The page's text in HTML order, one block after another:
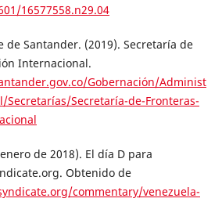
16577558.n29.04
de Santander. (2019). Secretarí­a de
Internacional.
Gobernación/Administ
Secretarías/Secretaría-de-Fronteras-
de 2018). El día D para
Obtenido de
commentary/venezuela-